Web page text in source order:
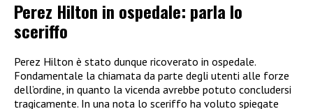
Perez Hilton in ospedale: parla lo
sceriffo
Perez Hilton è stato dunque ricoverato in ospedale.
Fondamentale la chiamata da parte degli utenti alle forze
dell’ordine, in quanto la vicenda avrebbe potuto concludersi
tragicamente. In una nota lo sceriffo ha voluto spiegate